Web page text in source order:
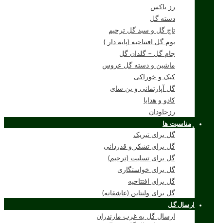
رز باکس
دسته گل
تاج گل و سبد گل ترحیم
بوم گل افتتاحیه (پایه دار )
جام گل – گلدان گل
ماشین و دسته گل عروس
کیک و خوراکی
گل آپارتمانی و بن سای
کادو و هدایا
رزجاودان
مناسبت ها
گل برای تبریک
گل برای تشکر و قدردانی
گل برای تسلیت (ترحیم)
گل برای خواستگاری
گل برای افتتاحیه
گل برای ولنتاین (عاشقانه)
ارسال گل
ارسال گل به غرب مازندران